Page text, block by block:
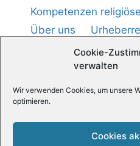
Cookie-
verwalten
Wir verwenden Cookies, um unsere
optimieren.
Cookies
Kompetenzen
Über uns
Impressum
Cookie-